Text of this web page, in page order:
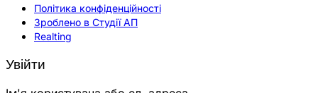
Політика конфіденційності
Зроблено в Студії АП
Realting
Увійти